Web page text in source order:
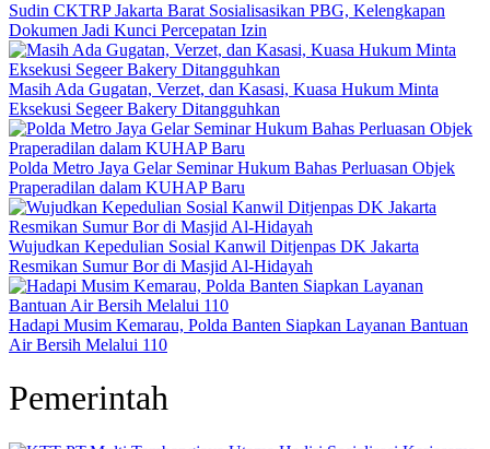
Sudin CKTRP Jakarta Barat Sosialisasikan PBG, Kelengkapan
Dokumen Jadi Kunci Percepatan Izin
Masih Ada Gugatan, Verzet, dan Kasasi, Kuasa Hukum Minta
Eksekusi Segeer Bakery Ditangguhkan
Polda Metro Jaya Gelar Seminar Hukum Bahas Perluasan Objek
Praperadilan dalam KUHAP Baru
Wujudkan Kepedulian Sosial Kanwil Ditjenpas DK Jakarta
Resmikan Sumur Bor di Masjid Al-Hidayah
Hadapi Musim Kemarau, Polda Banten Siapkan Layanan Bantuan
Air Bersih Melalui 110
Pemerintah